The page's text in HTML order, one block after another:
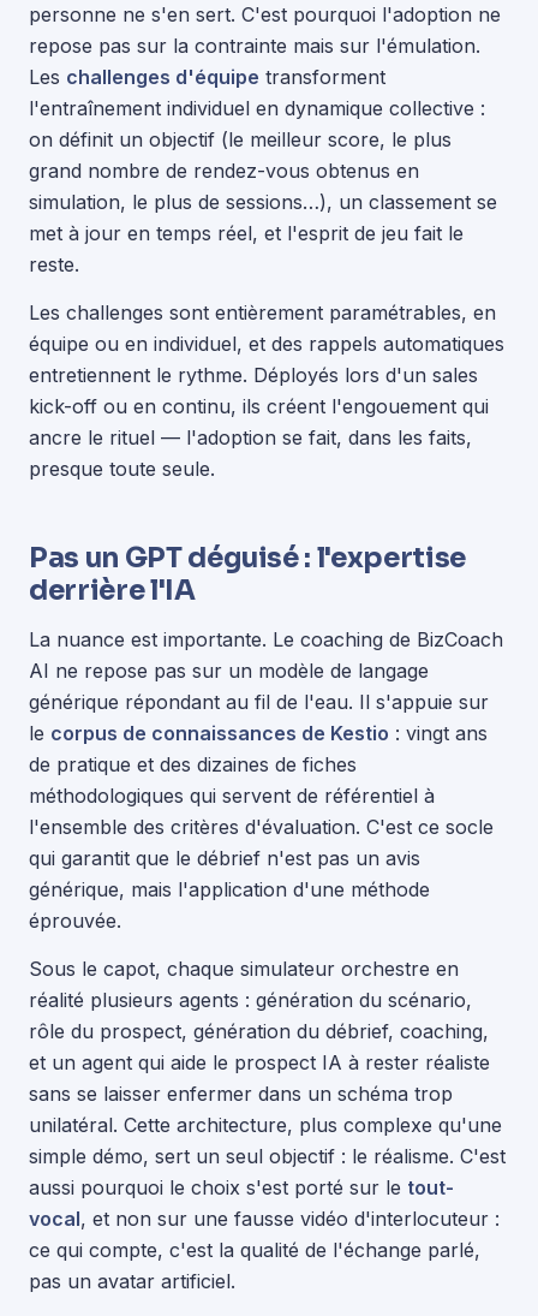
personne ne s'en sert. C'est pourquoi l'adoption ne
repose pas sur la contrainte mais sur l'émulation.
Les challenges d'équipe transforment
l'entraînement individuel en dynamique collective :
on définit un objectif (le meilleur score, le plus
grand nombre de rendez-vous obtenus en
simulation, le plus de sessions…), un classement se
met à jour en temps réel, et l'esprit de jeu fait le
reste.
Les challenges sont entièrement paramétrables, en
équipe ou en individuel, et des rappels automatiques
entretiennent le rythme. Déployés lors d'un sales
kick-off ou en continu, ils créent l'engouement qui
ancre le rituel — l'adoption se fait, dans les faits,
presque toute seule.
Pas un GPT déguisé : l'expertise
derrière l'IA
La nuance est importante. Le coaching de BizCoach
AI ne repose pas sur un modèle de langage
générique répondant au fil de l'eau. Il s'appuie sur
le corpus de connaissances de Kestio : vingt ans
de pratique et des dizaines de fiches
méthodologiques qui servent de référentiel à
l'ensemble des critères d'évaluation. C'est ce socle
qui garantit que le débrief n'est pas un avis
générique, mais l'application d'une méthode
éprouvée.
Sous le capot, chaque simulateur orchestre en
réalité plusieurs agents : génération du scénario,
rôle du prospect, génération du débrief, coaching,
et un agent qui aide le prospect IA à rester réaliste
sans se laisser enfermer dans un schéma trop
unilatéral. Cette architecture, plus complexe qu'une
simple démo, sert un seul objectif : le réalisme. C'est
aussi pourquoi le choix s'est porté sur le tout-
vocal, et non sur une fausse vidéo d'interlocuteur :
ce qui compte, c'est la qualité de l'échange parlé,
pas un avatar artificiel.